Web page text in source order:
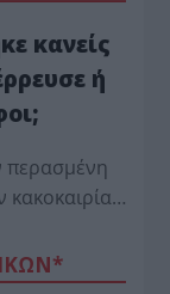
κανείς
ή
περασμένη
κακοκαιρία…